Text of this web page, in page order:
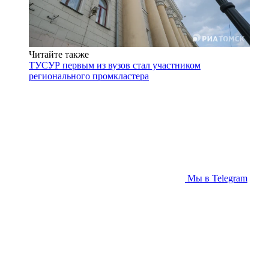
Читайте также
ТУСУР первым из вузов стал участником
регионального промкластера
Мы в Telegram